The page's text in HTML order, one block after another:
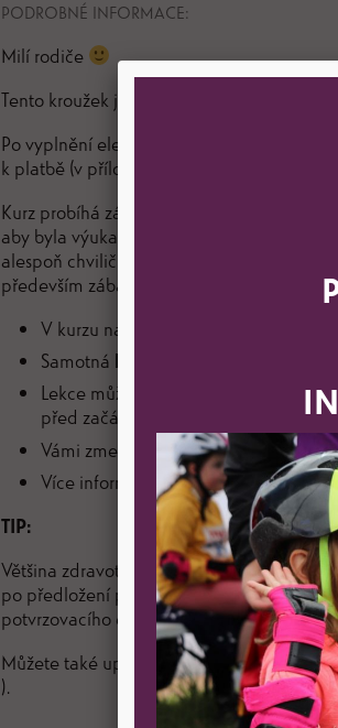
PODROBNÉ INFORMACE:
Milí rodiče
Tento kroužek je určený pro děti v
Po vyplnění elektronické přihlášky (níže)
k platbě (v příloze).
Kurz probíhá zábavnou formou, při které
aby byla výuka hravá a zábavná. I když
alespoň chviličku času každému
především zábavou, ve které se budou
V kurzu na děti čeká
Samotná lekce inline bruslení trvá
Lekce může být zrušena kvůli
před začátkem. Celý kurz se potom o
Vámi zmeškané lekce lze
Více informací naleznete na webu v
TIP:
Většina zdravotních pojišťoven přispívá
po předložení platebního dokladu
potvrzovacího emailu o zaplacení. O
Můžete také uplatnit příspěvek z
).